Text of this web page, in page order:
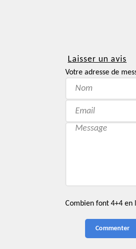
Laisser un avis
Votre adresse de
Combien font 4+4 en